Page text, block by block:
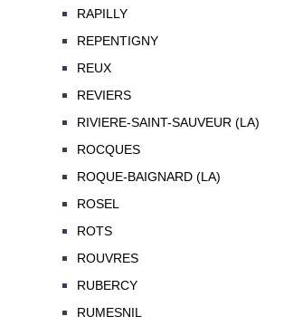
RAPILLY
REPENTIGNY
REUX
REVIERS
RIVIERE-SAINT-SAUVEUR (LA)
ROCQUES
ROQUE-BAIGNARD (LA)
ROSEL
ROTS
ROUVRES
RUBERCY
RUMESNIL